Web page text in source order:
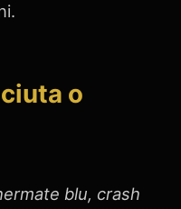
o
blu, crash